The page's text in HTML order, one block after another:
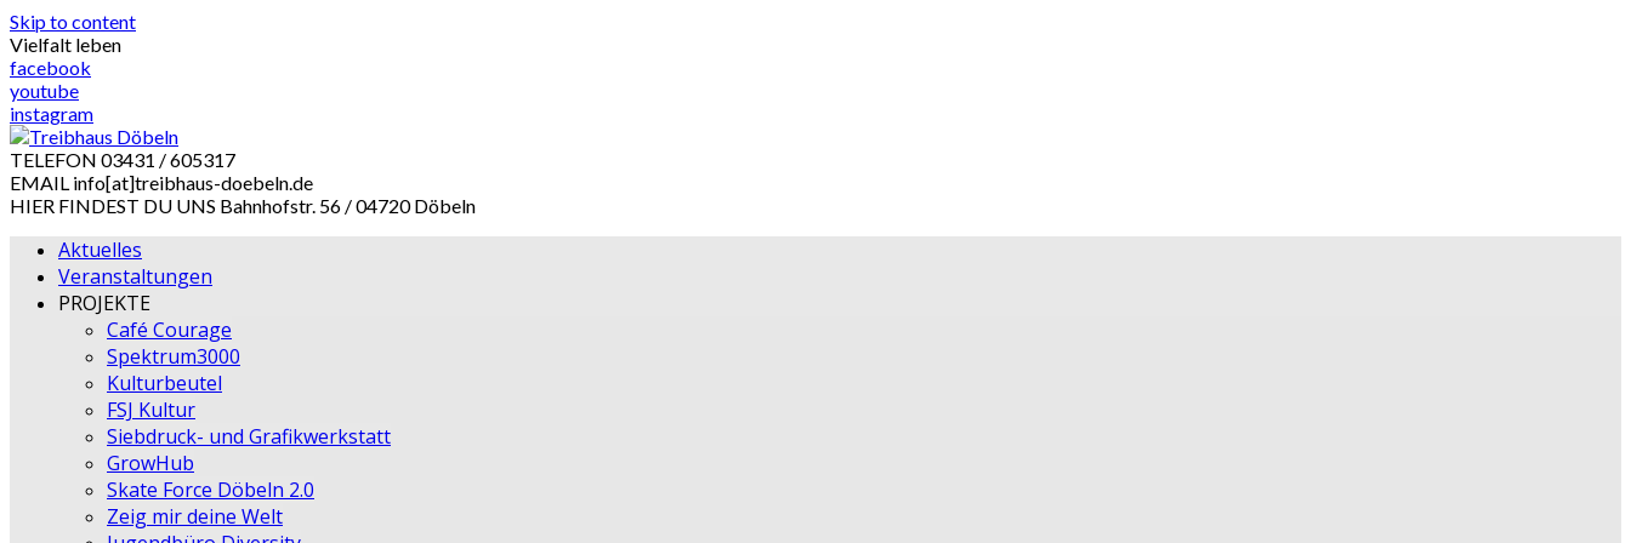
Skip to content
Vielfalt leben
facebook
youtube
instagram
TELEFON 03431 / 605317
EMAIL info[at]treibhaus-doebeln.de
HIER FINDEST DU UNS Bahnhofstr. 56 / 04720 Döbeln
Aktuelles
Veranstaltungen
PROJEKTE
Café Courage
Spektrum3000
Kulturbeutel
FSJ Kultur
Siebdruck- und Grafikwerkstatt
GrowHub
Skate Force Döbeln 2.0
Zeig mir deine Welt